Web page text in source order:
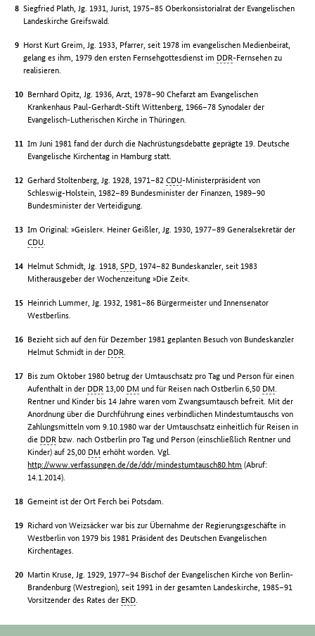
Siegfried Plath, Jg. 1931, Jurist, 1975–85 Oberkonsistorialrat der Evangelischen
Landeskirche Greifswald.
Horst Kurt Greim, Jg. 1933, Pfarrer, seit 1978 im evangelischen Medienbeirat,
gelang es ihm, 1979 den ersten Fernsehgottesdienst im DDR-Fernsehen zu
realisieren.
Bernhard Opitz, Jg. 1936, Arzt, 1978–90 Chefarzt am Evangelischen
Krankenhaus Paul-Gerhardt-Stift Wittenberg, 1966–78 Synodaler der
Evangelisch-Lutherischen Kirche in Thüringen.
Im Juni 1981 fand der durch die Nachrüstungsdebatte geprägte 19. Deutsche
Evangelische Kirchentag in Hamburg statt.
Gerhard Stoltenberg, Jg. 1928, 1971–82CDU-Ministerpräsident von
Schleswig-Holstein, 1982–89 Bundesminister der Finanzen, 1989–90
Bundesminister der Verteidigung.
Im Original: »Geisler«. Heiner Geißler, Jg. 1930, 1977–89 Generalsekretär der
CDU.
Helmut Schmidt, Jg. 1918,SPD, 1974–82 Bundeskanzler, seit 1983
Mitherausgeber der Wochenzeitung »Die Zeit«.
Heinrich Lummer, Jg. 1932, 1981–86 Bürgermeister und Innensenator
Westberlins.
Bezieht sich auf den für Dezember 1981 geplanten Besuch von Bundeskanzler
Helmut Schmidt in der DDR.
Bis zum Oktober 1980 betrug der Umtauschsatz pro Tag und Person für einen
Aufenthalt in der DDR 13,00 DM und für Reisen nach Ostberlin 6,50 DM.
Rentner und Kinder bis 14 Jahre waren vom Zwangsumtausch befreit. Mit der
Anordnung über die Durchführung eines verbindlichen Mindestumtauschs von
Zahlungsmitteln vom 9.10.1980 war der Umtauschsatz einheitlich für Reisen in
die DDR bzw. nach Ostberlin pro Tag und Person (einschließlich Rentner und
Kinder) auf 25,00 DM erhöht worden. Vgl.
http://www.verfassungen.de/de/ddr/mindestumtausch80.htm (Abruf:
14.1.2014).
Gemeint ist der Ort Ferch bei Potsdam.
Richard von Weizsäcker war bis zur Übernahme der Regierungsgeschäfte in
Westberlin von 1979 bis 1981 Präsident des Deutschen Evangelischen
Kirchentages.
Martin Kruse, Jg. 1929, 1977–94 Bischof der Evangelischen Kirche von Berlin-
Brandenburg (Westregion), seit 1991 in der gesamten Landeskirche, 1985–91
Vorsitzender des Rates der EKD.